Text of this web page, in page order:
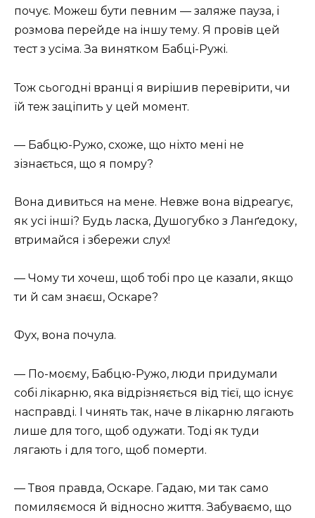
почує. Можеш бути певним — заляже пауза, і
розмова перейде на іншу тему. Я провів цей
тест з усіма. За винятком Бабці-Ружі.
Тож сьогодні вранці я вирішив перевірити, чи
їй теж заціпить у цей момент.
— Бабцю-Ружо, схоже, що ніхто мені не
зізнається, що я помру?
Вона дивиться на мене. Невже вона відреагує,
як усі інші? Будь ласка, Душогубко з Ланґедоку,
втримайся і збережи слух!
— Чому ти хочеш, щоб тобі про це казали, якщо
ти й сам знаєш, Оскаре?
Фух, вона почула.
— По-моєму, Бабцю-Ружо, люди придумали
собі лікарню, яка відрізняється від тієї, що існує
насправді. І чинять так, наче в лікарню лягають
лише для того, щоб одужати. Тоді як туди
лягають і для того, щоб померти.
— Твоя правда, Оскаре. Гадаю, ми так само
помиляємося й відносно життя. Забуваємо, що